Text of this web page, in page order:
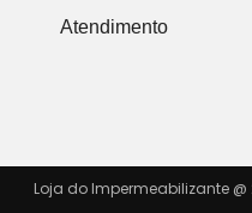
Atendimento
Loja do Impermeabilizante @